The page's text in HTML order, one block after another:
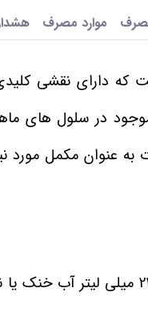
موارد مصرف
که دارای نقشی
عنوان مکمل مورد
یک اسکوپ از پودر معادل ( 3.4 گرم